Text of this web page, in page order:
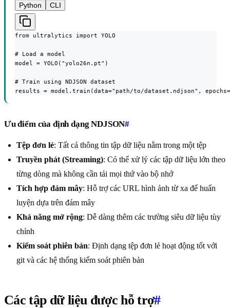
Python
CLI
from ultralytics import YOLO
# Load a model
model = YOLO("yolo26n.pt")
# Train using NDJSON dataset
results = model.train(data="path/to/dataset.ndjson",
Ưu điểm của định dạng NDJSON#
Tệp đơn lẻ: Tất cả thông tin tập dữ liệu nằm trong một tệp
Truyền phát (Streaming): Có thể xử lý các tập dữ liệu lớn theo
từng dòng mà không cần tải mọi thứ vào bộ nhớ
Tích hợp đám mây: Hỗ trợ các URL hình ảnh từ xa để huấn
luyện dựa trên đám mây
Khả năng mở rộng: Dễ dàng thêm các trường siêu dữ liệu tùy
chỉnh
Kiểm soát phiên bản: Định dạng tệp đơn lẻ hoạt động tốt với
git và các hệ thống kiểm soát phiên bản
Các tập dữ liệu được hỗ trợ#